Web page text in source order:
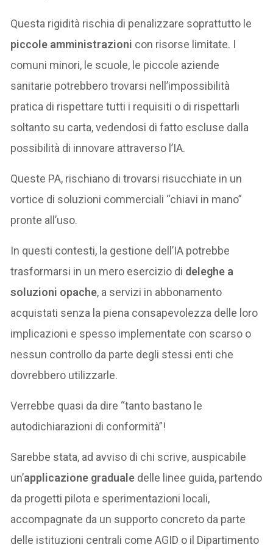
Questa rigidità rischia di penalizzare soprattutto le
piccole amministrazioni con risorse limitate. I
comuni minori, le scuole, le piccole aziende
sanitarie potrebbero trovarsi nell’impossibilità
pratica di rispettare tutti i requisiti o di rispettarli
soltanto su carta, vedendosi di fatto escluse dalla
possibilità di innovare attraverso l’IA.
Queste PA, rischiano di trovarsi risucchiate in un
vortice di soluzioni commerciali “chiavi in mano”
pronte all’uso.
In questi contesti, la gestione dell’IA potrebbe
trasformarsi in un mero esercizio di deleghe a
soluzioni opache, a servizi in abbonamento
acquistati senza la piena consapevolezza delle loro
implicazioni e spesso implementate con scarso o
nessun controllo da parte degli stessi enti che
dovrebbero utilizzarle.
Verrebbe quasi da dire “tanto bastano le
autodichiarazioni di conformità”!
Sarebbe stata, ad avviso di chi scrive, auspicabile
un’applicazione graduale delle linee guida, partendo
da progetti pilota e sperimentazioni locali,
accompagnate da un supporto concreto da parte
delle istituzioni centrali come AGID o il Dipartimento